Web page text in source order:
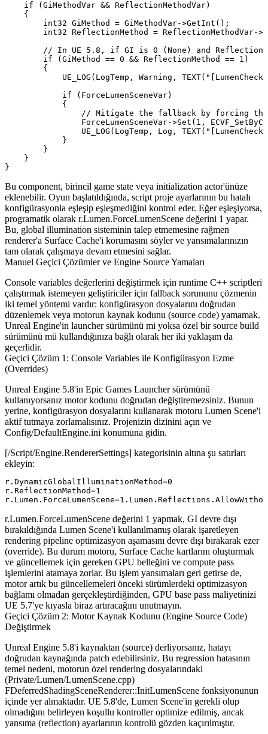
    if (GiMethodVar && ReflectionMethodVar)
    {
        int32 GiMethod = GiMethodVar->GetInt();
int32 ReflectionMethod = ReflectionMethodVar-
// In UE 5.8, if GI is 0 (None) and
        if (GiMethod == 0 && ReflectionMethod == 1)
        {
UE_LOG(LogTemp, Warning,
            if (ForceLumenSceneVar)
            {
// Mitigate the fallback by forcing
ForceLumenSceneVar->Set(1,
UE_LOG(LogTemp, Log,
            }
        }
    }
Bu component, birincil game state veya initialization actor'ünüze
eklenebilir. Oyun başlatıldığında, script proje ayarlarının bu hatalı
konfigürasyonla eşleşip eşleşmediğini kontrol eder. Eğer eşleşiyorsa,
programatik olarak r.Lumen.ForceLumenScene değerini 1 yapar.
Bu, global illumination sisteminin talep etmemesine rağmen
renderer'a Surface Cache'i korumasını söyler ve yansımalarınızın
tam olarak çalışmaya devam etmesini sağlar.
Manuel Geçici Çözümler ve Engine Source Yamaları
Console variables değerlerini değiştirmek için runtime C++ scriptleri
çalıştırmak istemeyen geliştiriciler için fallback sorununu çözmenin
iki temel yöntemi vardır: konfigürasyon dosyalarını doğrudan
düzenlemek veya motorun kaynak kodunu (source code) yamamak.
Unreal Engine'in launcher sürümünü mi yoksa özel bir source build
sürümünü mü kullandığınıza bağlı olarak her iki yaklaşım da
geçerlidir.
Geçici Çözüm 1: Console Variables ile Konfigürasyon Ezme
(Overrides)
Unreal Engine 5.8'in Epic Games Launcher sürümünü
kullanıyorsanız motor kodunu doğrudan değiştiremezsiniz. Bunun
yerine, konfigürasyon dosyalarını kullanarak motoru Lumen Scene'i
aktif tutmaya zorlamalısınız. Projenizin dizinini açın ve
Config/DefaultEngine.ini konumuna gidin.
[/Script/Engine.RendererSettings] kategorisinin altına şu satırları
ekleyin:
r.DynamicGlobalIlluminationMethod=0
r.ReflectionMethod=1
r.Lumen.ForceLumenScene değerini 1 yapmak, GI devre dışı
bırakıldığında Lumen Scene'i kullanılmamış olarak işaretleyen
rendering pipeline optimizasyon aşamasını devre dışı bırakarak ezer
(override). Bu durum motoru, Surface Cache kartlarını oluşturmak
ve güncellemek için gereken GPU belleğini ve compute pass
işlemlerini atamaya zorlar. Bu işlem yansımaları geri getirse de,
motor artık bu güncellemeleri önceki sürümlerdeki optimizasyon
bağlamı olmadan gerçekleştirdiğinden, GPU base pass maliyetinizi
UE 5.7'ye kıyasla biraz artıracağını unutmayın.
Geçici Çözüm 2: Motor Kaynak Kodunu (Engine Source Code)
Değiştirmek
Unreal Engine 5.8'i kaynaktan (source) derliyorsanız, hatayı
doğrudan kaynağında patch edebilirsiniz. Bu regression hatasının
temel nedeni, motorun özel rendering dosyalarındaki
(Private/Lumen/LumenScene.cpp)
FDeferredShadingSceneRenderer::InitLumenScene fonksiyonunun
içinde yer almaktadır. UE 5.8'de, Lumen Scene'in gerekli olup
olmadığını belirleyen koşullu kontroller optimize edilmiş, ancak
yansıma (reflection) ayarlarının kontrolü gözden kaçırılmıştır.